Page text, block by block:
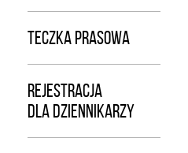
TECZKA PRASOWA
REJESTRACJA
DLA DZIENNIKARZY